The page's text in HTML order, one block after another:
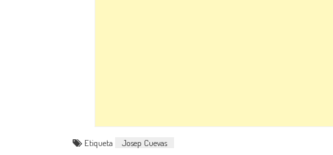
Etiqueta Josep Cuevas